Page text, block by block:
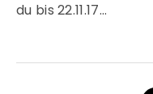
du bis 22.11.17…